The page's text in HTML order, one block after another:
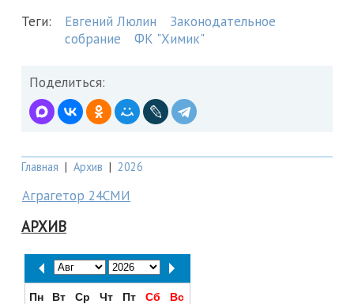
Теги: Евгений Люлин
Законодательное
собрание
ФК "Химик"
Поделиться:
Главная | Архив | 2026
Аграгетор 24СМИ
АРХИВ
Пн Вт Ср Чт Пт Сб
Вс